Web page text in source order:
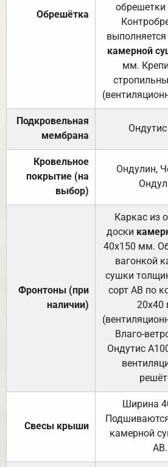
Обрешётка
выполняется
камерной
мм.
Подкровельная
мембрана
Кровельное
покрытие (на
выбор)
Ондулин,
Фронтоны (при
наличии)
Каркас из
доски
40х150 мм.
вагонкой
сушки
сорт АВ по
20х40
Влаго-
Ондутис
Свесы крыши
Ширина
камерной
АВ.